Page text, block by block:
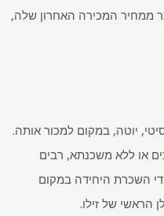
הטיפוסית מוערכת ב-43% יותר ממחיר המכירה האחרון שלה,
יוטה, במקום למכור אותה.
או ללא משכנתא, רבים
השכרת היחידה במקום
הראשי של זילו.